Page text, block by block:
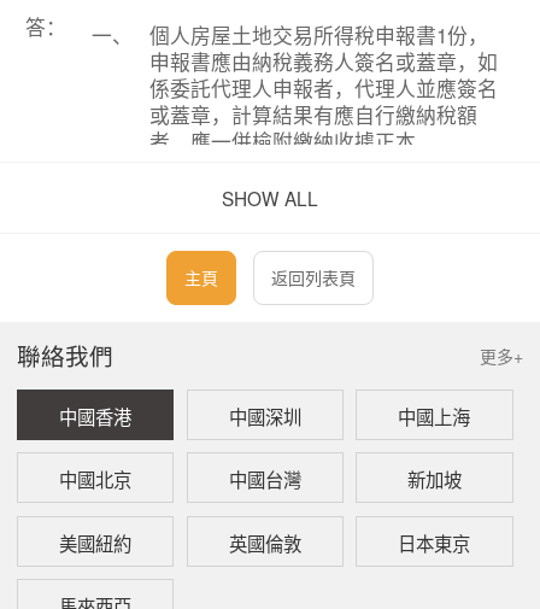
答：
一、
個人房屋土地交易所得稅申報書1份，
申報書應由納稅義務人簽名或蓋章，如
係委託代理人申報者，代理人並應簽名
或蓋章，計算結果有應自行繳納稅額
者，應一併檢附繳納收據正本。
不動產或房屋使用權買入及賣出的買賣
契約書影本(私契）。
成本及必要費用相關證明文件及其他有
關文件。
問：
台灣個人房屋土地交易所得稅之「交易日期」應
如何填報？
答：
一、 房屋、土地：請填寫交易房屋土地的完
成所有權移轉登記日期。
但下列情形的「交易日期」填寫如下：
1） 因強制執行於辦理所有權移轉登
記前已取得法院之權利移轉證
SHOW ALL
主頁 返回列表頁
更多+
聯絡我們
中國香港 中國深圳 中國上海
中國北京 中國台灣 新加坡
美國紐約 英國倫敦 日本東京